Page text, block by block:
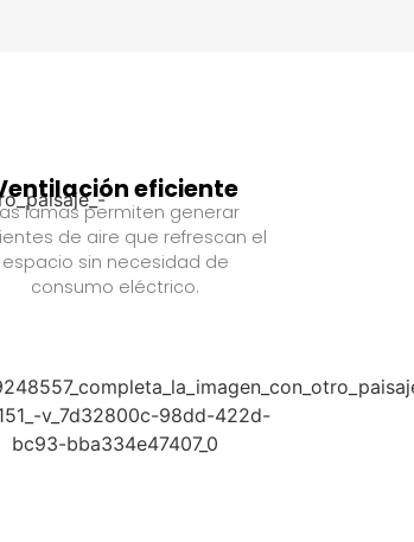
eficiente
lamas permiten generar
de aire que refrescan el
espacio sin necesidad de
consumo eléctrico.